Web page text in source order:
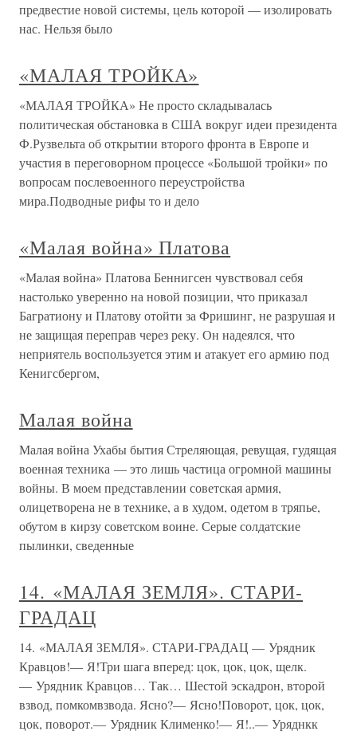
предвестие новой системы, цель которой — изолировать
нас. Нельзя было
«МАЛАЯ ТРОЙКА»
«МАЛАЯ ТРОЙКА» Не просто складывалась
политическая обстановка в США вокруг идеи президента
Ф.Рузвельта об открытии второго фронта в Европе и
участия в переговорном процессе «Большой тройки» по
вопросам послевоенного переустройства
мира.Подводные рифы то и дело
«Малая война» Платова
«Малая война» Платова Беннигсен чувствовал себя
настолько уверенно на новой позиции, что приказал
Багратиону и Платову отойти за Фришинг, не разрушая и
не защищая переправ через реку. Он надеялся, что
неприятель воспользуется этим и атакует его армию под
Кенигсбергом,
Малая война
Малая война Ухабы бытия Стреляющая, ревущая, гудящая
военная техника — это лишь частица огромной машины
войны. В моем представлении советская армия,
олицетворена не в технике, а в худом, одетом в тряпье,
обутом в кирзу советском воине. Серые солдатские
пылинки, сведенные
14. «МАЛАЯ ЗЕМЛЯ». СТАРИ-
ГРАДАЦ
14. «МАЛАЯ ЗЕМЛЯ». СТАРИ-ГРАДАЦ — Урядник
Кравцов!— Я!Три шага вперед: цок, цок, цок, щелк.
— Урядник Кравцов… Так… Шестой эскадрон, второй
взвод, помкомвзвода. Ясно?— Ясно!Поворот, цок, цок,
цок, поворот.— Урядник Клименко!— Я!..— Уряднкк